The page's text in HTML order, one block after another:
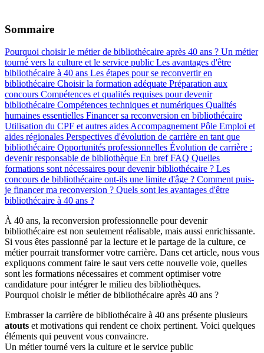
Sommaire
Pourquoi choisir le métier de bibliothécaire après 40 ans ? Un métier
tourné vers la culture et le service public Les avantages d'être
bibliothécaire à 40 ans Les étapes pour se reconvertir en
bibliothécaire Choisir la formation adéquate Préparation aux
concours Compétences et qualités requises pour devenir
bibliothécaire Compétences techniques et numériques Qualités
humaines essentielles Financer sa reconversion en bibliothécaire
Utilisation du CPF et autres aides Accompagnement Pôle Emploi et
aides régionales Perspectives d'évolution de carrière en tant que
bibliothécaire Opportunités professionnelles Évolution de carrière :
devenir responsable de bibliothèque En brefFAQ Quelles
formations sont nécessaires pour devenir bibliothécaire ? Les
concours de bibliothécaire ont-ils une limite d'âge ? Comment puis-
je financer ma reconversion ? Quels sont les avantages d'être
bibliothécaire à 40 ans ?
À 40 ans, la reconversion professionnelle pour devenir
bibliothécaire est non seulement réalisable, mais aussi enrichissante.
Si vous êtes passionné par la lecture et le partage de la culture, ce
métier pourrait transformer votre carrière. Dans cet article, nous vous
expliquons comment faire le saut vers cette nouvelle voie, quelles
sont les formations nécessaires et comment optimiser votre
candidature pour intégrer le milieu des bibliothèques.
Pourquoi choisir le métier de bibliothécaire après 40 ans ?
Embrasser la carrière de bibliothécaire à 40 ans présente plusieurs
atouts et motivations qui rendent ce choix pertinent. Voici quelques
éléments qui peuvent vous convaincre.
Un métier tourné vers la culture et le service public